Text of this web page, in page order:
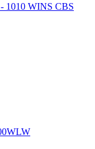
1010 WINS CBS